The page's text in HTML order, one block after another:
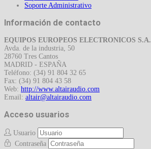
Soporte Administrativo
Información de contacto
EQUIPOS EUROPEOS ELECTRONICOS
Avda. de la industria, 50
28760 Tres Cantos
MADRID - ESPAÑA
Teléfono: (34) 91 804 32 65
Fax: (34) 91 804 43 58
Web: http://www.altairaudio.com
Email:
Acceso usuarios
Usuario
Contraseña